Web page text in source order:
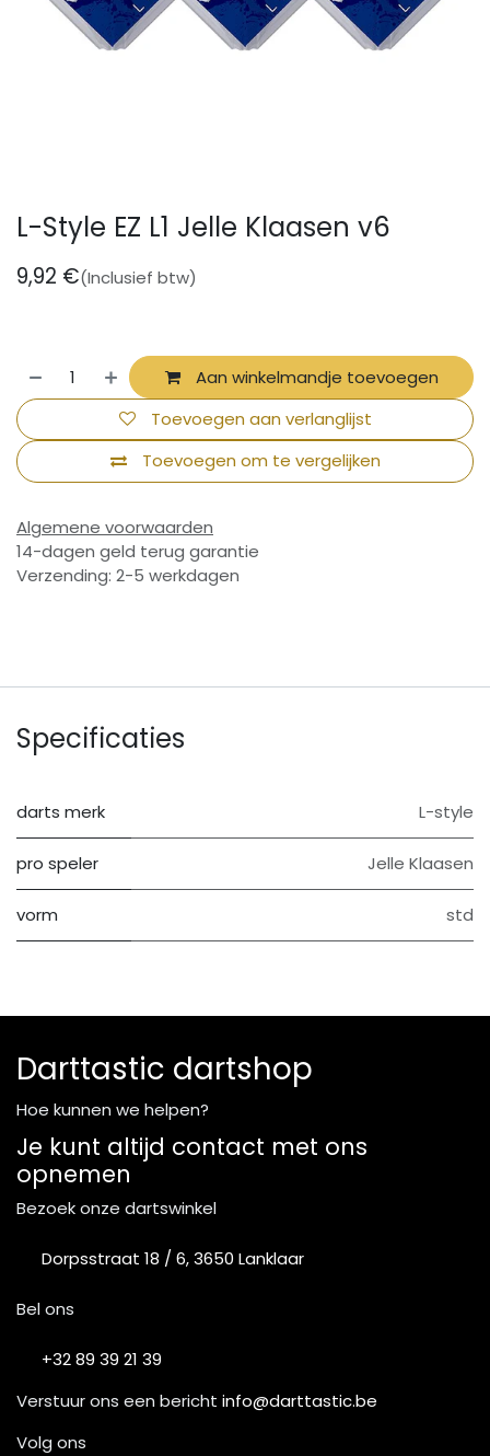
L-Style EZ L1 Jelle Klaasen v6
9,92 €(Inclusief btw)
Aan winkelmandje toevoegen
Toevoegen om te vergelijken
Toevoegen aan verlanglijst
Algemene voorwaarden
14-dagen geld terug garantie
Verzending: 2-5 werkdagen
Specificaties
darts merk L-style
pro speler Jelle Klaasen
vorm std
Darttastic dartshop
Hoe kunnen we helpen?
Je kunt altijd contact met ons
opnemen
Bezoek onze dartswinkel
Dorpsstraat 18 / 6, 3650 Lanklaar
Bel ons
+32 89 39 21 39
Verstuur ons een bericht info@darttastic.be
Volg ons